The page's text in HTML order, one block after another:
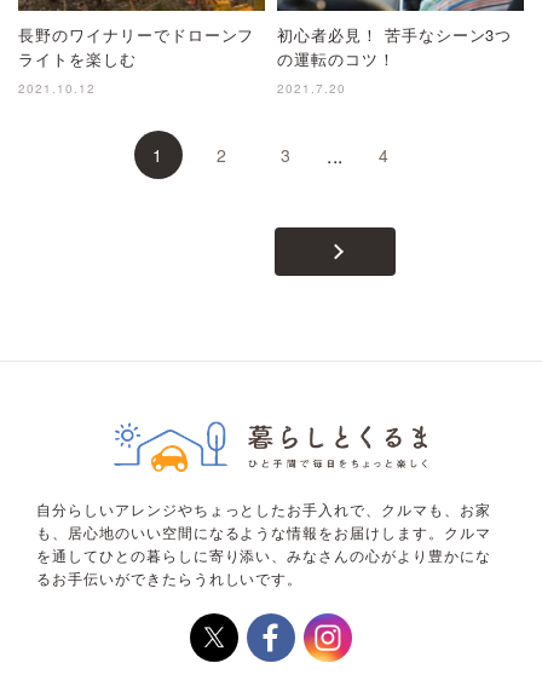
長野のワイナリーでドローンフ
ライトを楽しむ
2021.10.12
初心者必見！ 苦手なシーン3つ
の運転のコツ！
2021.7.20
1 2 3 ... 4
自分らしいアレンジやちょっとしたお手入れで、クルマも、お家
も、居心地のいい空間になるような情報をお届けします。クルマ
を通してひとの暮らしに寄り添い、みなさんの心がより豊かにな
るお手伝いができたらうれしいです。